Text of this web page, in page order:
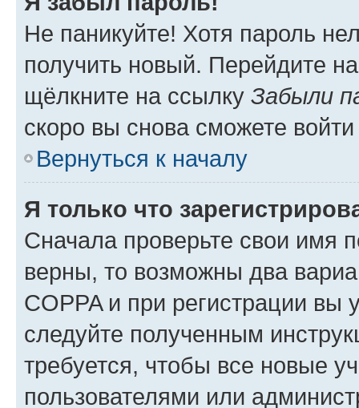
Не паникуйте! Хотя пароль
получить новый. Перейдите
щёлкните на ссылку Забыли
скоро вы снова сможете
Вернуться к началу
Я только что
Сначала проверьте свои имя
верны, то возможны два
COPPA и при регистрации вы
следуйте полученным
требуется, чтобы все новые
пользователями или